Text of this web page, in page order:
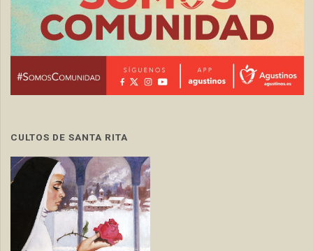
CULTOS DE SANTA RITA